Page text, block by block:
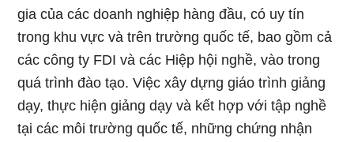
gia của các doanh nghiệp hàng đầu, có uy tín
trong khu vực và trên trường quốc tế, bao gồm cả
các công ty FDI và các Hiệp hội nghề, vào trong
quá trình đào tạo. Việc xây dựng giáo trình giảng
dạy, thực hiện giảng dạy và kết hợp với tập nghề
tại các môi trường quốc tế, những chứng nhận